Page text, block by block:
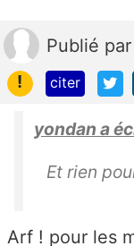
Publié par
!
citer
yondan a
Et rien
Arf ! pour les